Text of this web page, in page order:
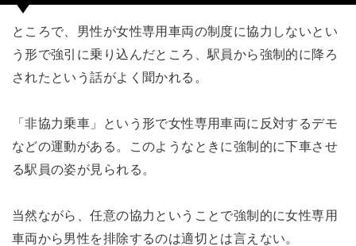
ところで、男性が女性専用車両の制度に協力しないとい
う形で強引に乗り込んだところ、駅員から強制的に降ろ
されたという話がよく聞かれる。
「非協力乗車」という形で女性専用車両に反対するデモ
などの運動がある。このようなときに強制的に下車させ
る駅員の姿が見られる。
当然ながら、任意の協力ということで強制的に女性専用
車両から男性を排除するのは適切とは言えない。